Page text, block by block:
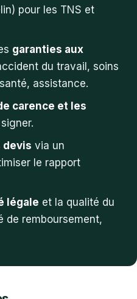
pour les TNS et
garanties aux
du travail, soins
assistance.
carence et les
devis via un
le rapport
légale et la qualité du
de remboursement,